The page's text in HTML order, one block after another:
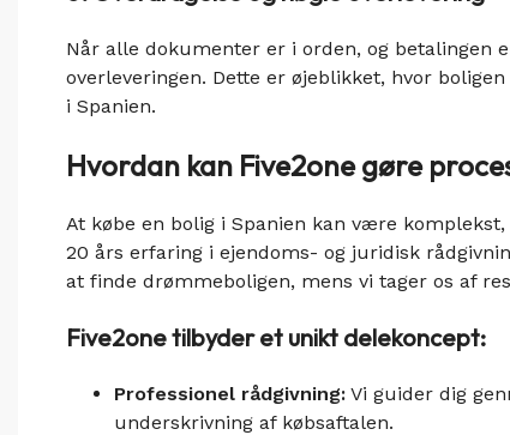
Når alle dokumenter er i orden, og betalingen
overleveringen. Dette er øjeblikket, hvor
i Spanien.
Hvordan kan Five2one gøre
At købe en bolig i Spanien kan være komplekst,
20 års erfaring i ejendoms- og juridisk
at finde drømmeboligen, mens vi tager os af
Five2one tilbyder et unikt delekoncept:
Professionel rådgivning: Vi guider dig
underskrivning af købsaftalen.